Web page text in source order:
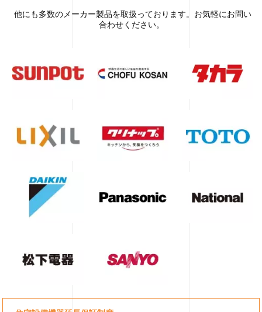
他にも多数のメーカー製品を取扱っております。お気軽にお問い
合わせください。